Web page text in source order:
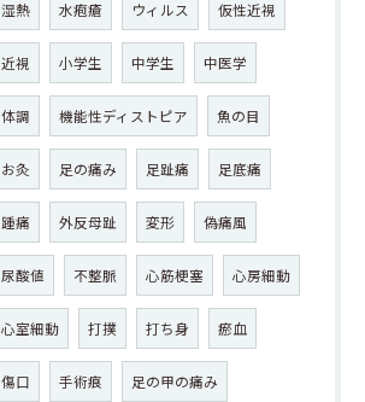
湿熱 水疱瘡 ウィルス 仮性近視
近視 小学生 中学生 中医学
体調 機能性ディストピア 魚の目
お灸 足の痛み 足趾痛 足底痛
踵痛 外反母趾 変形 偽痛風
尿酸値 不整脈 心筋梗塞 心房細動
心室細動 打撲 打ち身 瘀血
傷口 手術痕 足の甲の痛み